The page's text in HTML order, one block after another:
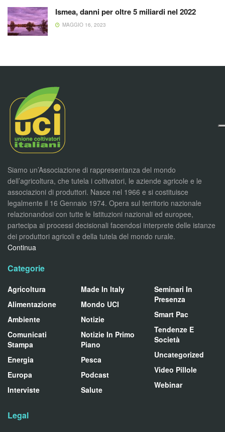
Ismea, danni per oltre 5 miliardi nel 2022
MAGGIO 16, 2023
Siamo un’Associazione di rappresentanza del mondo
dell’agricoltura, che tutela i coltivatori, le aziende agricole e le
associazioni di produttori. Nasce nel 1966 e si costituisce
legalmente il 16 Gennaio 1974. Opera sul territorio nazionale
relazionandosi con tutte le Istituzioni nazionali ed europee,
partecipa ai processi decisionali facendosi interprete delle istanze
dei produttori agricoli e della tutela del mondo rurale.
Continua
Categorie
Agricoltura
Alimentazione
Ambiente
Comunicati
Stampa
Energia
Europa
Interviste
Made In Italy
Mondo UCI
Notizie
Notizie In Primo
Piano
Pesca
Podcast
Salute
Seminari In
Presenza
Smart Pac
Tendenze E
Società
Uncategorized
Video Pillole
Webinar
Legal